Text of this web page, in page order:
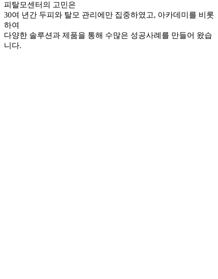
피탈모센터의 고민은
30여 년간 두피와 탈모 관리에만 집중하였고, 아카데미를 비롯
하여
다양한 솔루션과 제품을 통해 수많은 성공사례를 만들어 왔습
니다.